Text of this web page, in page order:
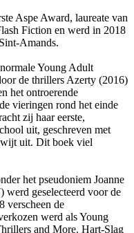
Aspe Award, laureate van
Fiction en werd in 2018
Amands.
Young Adult
de thrillers Azerty (2016)
het ontroerende
vieringen rond het einde
zij haar eerste,
uit, geschreven met
uit. Dit boek viel
het pseudoniem Joanne
werd geselecteerd voor de
verscheen de
werd als Young
and More. Hart-Slag